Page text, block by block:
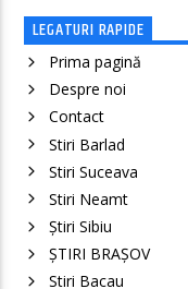
LEGATURI RAPIDE
Prima pagină
Despre noi
Contact
Stiri Barlad
Stiri Suceava
Stiri Neamt
Știri Sibiu
ȘTIRI BRAȘOV
Stiri Bacau